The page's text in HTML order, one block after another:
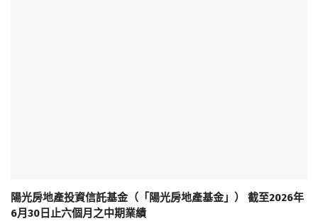
陽光房地產投資信託基金（「陽光房地產基金」） 截至2026年
6月30日止六個月之中期業績